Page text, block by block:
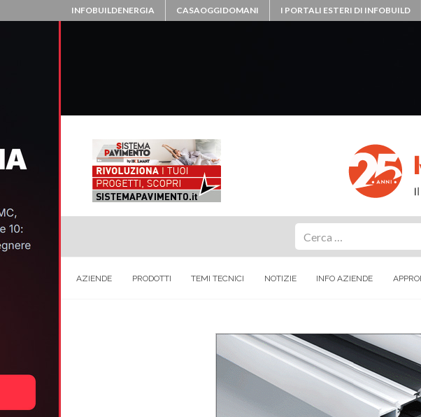
INFOBUILDENERGIA CASAOGGIDOMANI I PORTALI ESTERI DI INFOBUILD
AZIENDE PRODOTTI TEMI TECNICI NOTIZIE INFO AZIENDE